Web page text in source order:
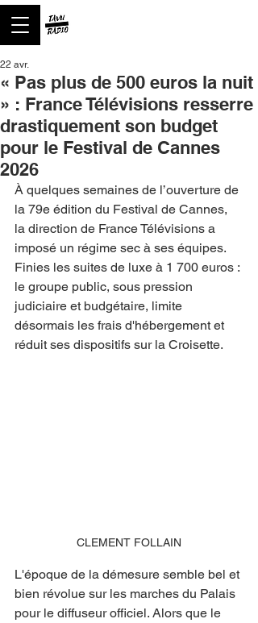
« Pas plus de 500 euros la nuit
» : France Télévisions resserre
drastiquement son budget
pour le Festival de Cannes
2026
22 avr.
À quelques semaines de l’ouverture de
la 79e édition du Festival de Cannes,
la direction de France Télévisions a
imposé un régime sec à ses équipes.
Finies les suites de luxe à 1 700 euros :
le groupe public, sous pression
judiciaire et budgétaire, limite
désormais les frais d'hébergement et
réduit ses dispositifs sur la Croisette.
CLEMENT FOLLAIN
L'époque de la démesure semble bel et
bien révolue sur les marches du Palais
pour le diffuseur officiel. Alors que le